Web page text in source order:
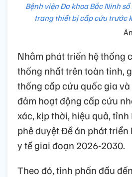
Bệnh viện Đa khoa Bắc Ninh
trang thiết bị cấp cứu trước
Nhằm phát triển hệ thống
thống nhất trên toàn tỉnh,
thống cấp cứu quốc gia
đảm hoạt động cấp cứu
xác, kịp thời, hiệu quả,
phê duyệt Đề án phát
y tế giai đoạn 2026-2030.
Theo đó, tỉnh phấn đấu